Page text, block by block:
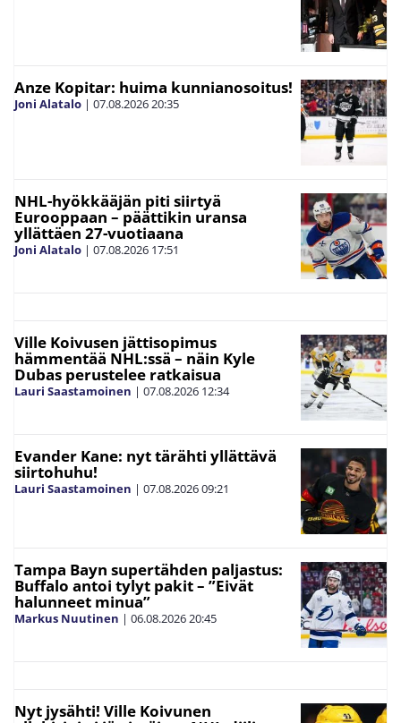
Anze Kopitar: huima kunnianosoitus!
Joni Alatalo | 07.08.202620:35
NHL-hyökkääjän piti siirtyä
Eurooppaan – päättikin uransa
yllättäen 27-vuotiaana
Joni Alatalo | 07.08.2026 17:51
Ville Koivusen jättisopimus
hämmentää NHL:ssä – näin Kyle
Dubas perustelee ratkaisua
Lauri Saastamoinen | 07.08.2026 12:34
Evander Kane: nyt tärähti yllättävä
siirtohuhu!
Lauri Saastamoinen | 07.08.202609:21
Tampa Bayn supertähden paljastus:
Buffalo antoi tylyt pakit – ”Eivät
halunneet minua”
Markus Nuutinen | 06.08.202620:45
Nyt jysähti! Ville Koivunen